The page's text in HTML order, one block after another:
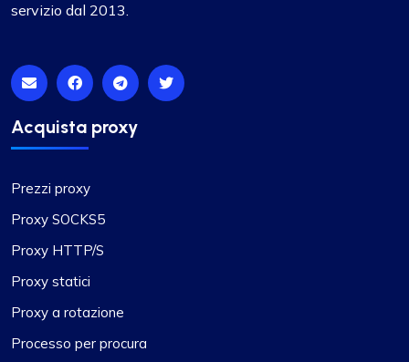
servizio dal 2013.
Acquista proxy
Prezzi proxy
Proxy SOCKS5
Proxy HTTP/S
Proxy statici
Proxy a rotazione
Processo per procura